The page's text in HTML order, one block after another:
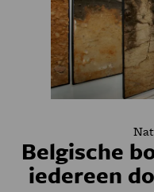
Belgische
iedereen